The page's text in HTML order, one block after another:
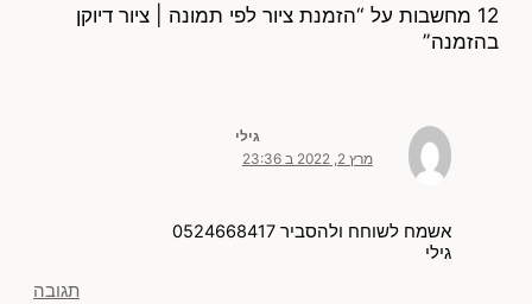
12 מחשבות על “הזמנת ציור לפי תמונה | ציור דיוקן
בהזמנה”
גילי
מרץ 2, 2022 ב 23:36
אשמח לשוחח ולהסביר 0524668417
גילי
תגובה